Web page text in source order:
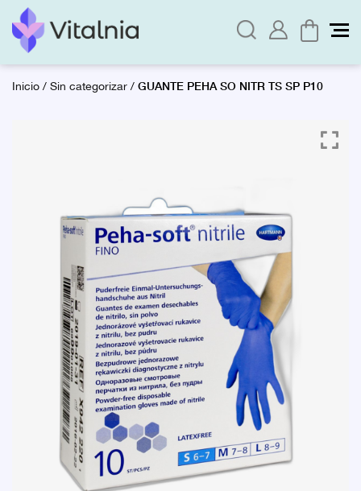
Inicio/Sin categorizar/ GUANTE PEHA SO NITR TS SP P10